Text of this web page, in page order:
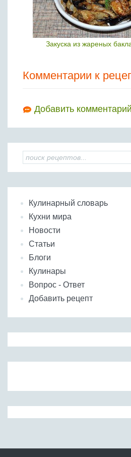
Закуска из жареных
Комментарии к
Добавить комментарий
Кулинарный словарь
Кухни мира
Новости
Статьи
Блоги
Кулинары
Вопрос - Ответ
Добавить рецепт